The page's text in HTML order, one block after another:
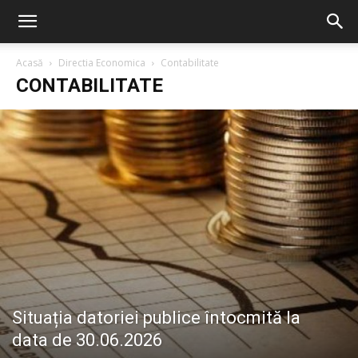
Acasă Directia Economica Contabilitate
CONTABILITATE
Situația datoriei publice întocmită la
data de 30.06.2026